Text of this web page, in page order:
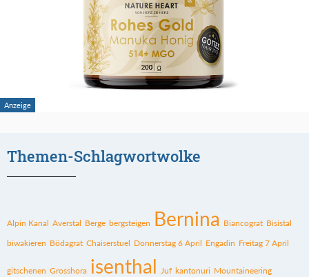
Themen-Schlagwortwolke
Alpin Kanal Averstal Berge bergsteigen Bernina Biancograt Bisistal
biwakieren Bödagrat Chaiserstuel Donnerstag 6 April Engadin Freitag 7 April
gitschenen Grosshora isenthal Juf kantonuri Mountaineering